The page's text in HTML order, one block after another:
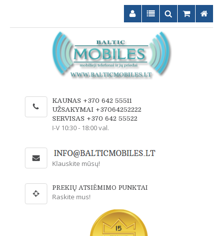
KAUNAS +370 642 55511
UŽSAKYMAI +37064252222
SERVISAS +370 642 55522
I-V 10:30 - 18:00 val.
Klauskite mūsų!
PREKIŲ ATSIĖMIMO PUNKTAI
Raskite mus!